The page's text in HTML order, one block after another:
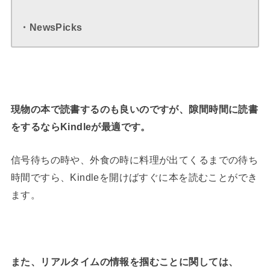
・NewsPicks
現物の本で読書するのも良いのですが、隙間時間に読書
をするならKindleが最適です。
信号待ちの時や、外食の時に料理が出てくるまでの待ち
時間ですら、Kindleを開けばすぐに本を読むことができ
ます。
また、リアルタイムの情報を掴むことに関しては、